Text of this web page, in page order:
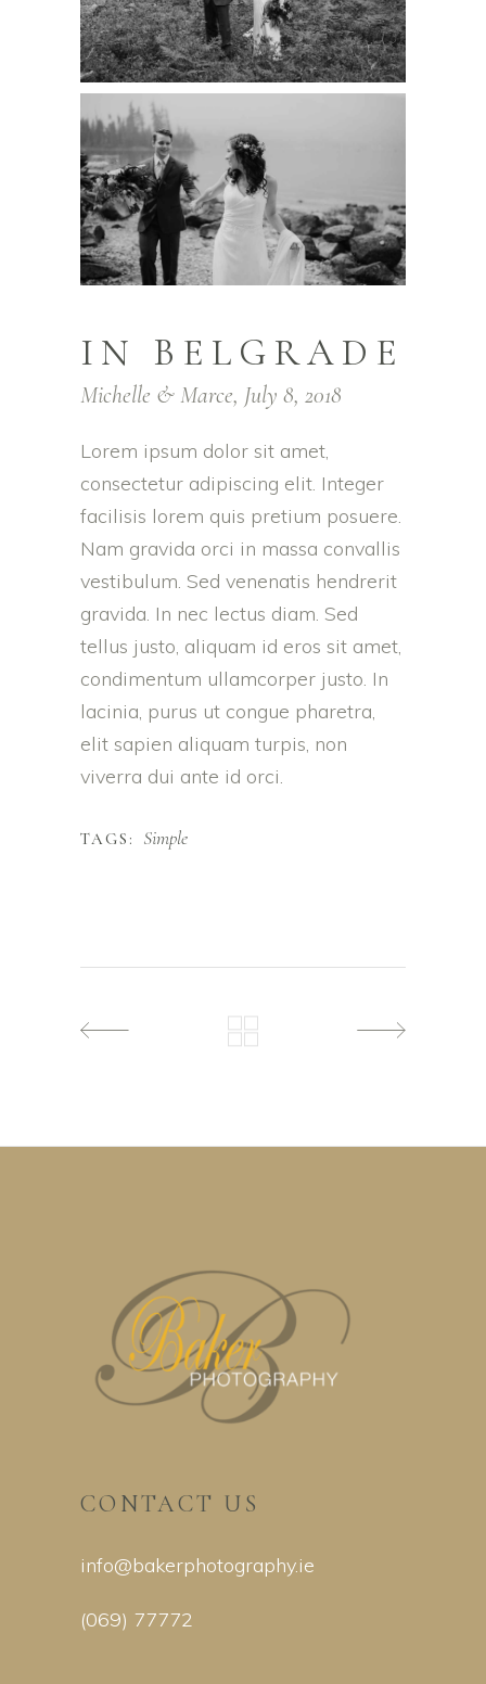
IN BELGRADE
Michelle & Marce, July 8, 2018
Lorem ipsum dolor sit amet,
consectetur adipiscing elit. Integer
facilisis lorem quis pretium posuere.
Nam gravida orci in massa convallis
vestibulum. Sed venenatis hendrerit
gravida. In nec lectus diam. Sed
tellus justo, aliquam id eros sit amet,
condimentum ullamcorper justo. In
lacinia, purus ut congue pharetra,
elit sapien aliquam turpis, non
viverra dui ante id orci.
TAGS: Simple
CONTACT US
info@bakerphotography.ie
(069) 77772